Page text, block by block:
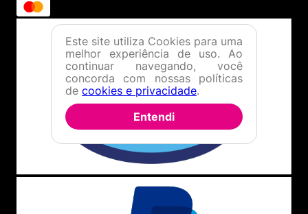
Este site utiliza Cookies para uma
melhor experiência de uso. Ao
continuar navegando, você
concorda com nossas políticas
de cookies e privacidade.
Entendi